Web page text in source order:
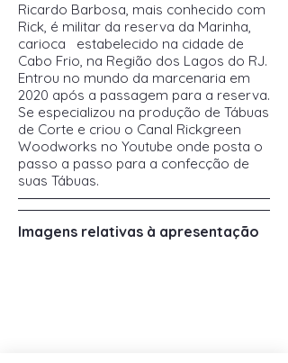
Ricardo Barbosa, mais conhecido com
Rick, é militar da reserva da Marinha,
carioca estabelecido na cidade de
Cabo Frio, na Região dos Lagos do RJ.
Entrou no mundo da marcenaria em
2020 após a passagem para a reserva.
Se especializou na produção de Tábuas
de Corte e criou o Canal Rickgreen
Woodworks no Youtube onde posta o
passo a passo para a confecção de
suas Tábuas.
Imagens relativas à apresentação